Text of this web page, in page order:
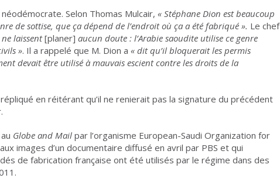
Selon Thomas Mulcair, « Stéphane Dion est beaucoup
de sottise, que ça dépend de l’endroit où ça a été fabriqué ». Le chef
laissent[planer] aucun doute : l’Arabie saoudite utilise ce genre
». Il a rappelé que M. Dion a « dit qu’il bloquerait les permis
devait être utilisé à mauvais escient contre les droits de la
en réitérant qu’il ne renierait pas la signature du précédent
Globe and Mail par l’organisme European-Saudi Organization for
images d’un documentaire diffusé en avril par PBS et qui
de fabrication française ont été utilisés par le régime dans des